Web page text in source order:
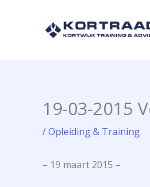
19-03-2015
/Opleiding & Training
– 19 maart 2015 –